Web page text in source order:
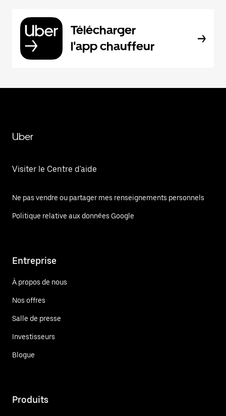
Télécharger
l'app chauffeur
Uber
Visiter le Centre d'aide
Ne pas vendre ou partager mes renseignements personnels
Politique relative aux données Google
Entreprise
À propos de nous
Nos offres
Salle de presse
Investisseurs
Blogue
Produits